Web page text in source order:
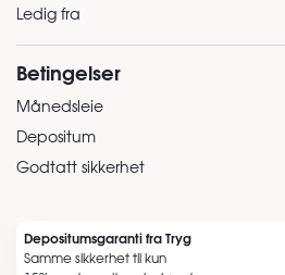
Ledig fra
Betingelser
Månedsleie
Depositum
Godtatt sikkerhet
Depositumsgaranti fra Tryg
Samme sikkerhet til kun